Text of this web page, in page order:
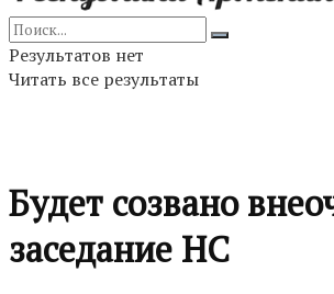
Результатов нет
Читать все результаты
Будет созвано
заседание НС